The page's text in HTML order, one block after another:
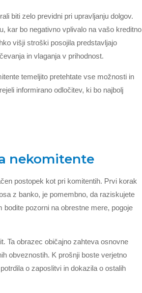
biti zelo previdni pri upravljanju dolgov.
kar bo negativno vplivalo na vašo kreditno
višji stroški posojila predstavljajo
in vlaganja v prihodnost.
temeljito pretehtate vse možnosti in
informirano odločitev, ki bo najbolj
nekomitente
postopek kot pri komitentih. Prvi korak
z banko, je pomembno, da raziskujete
pozorni na obrestne mere, pogoje
Ta obrazec običajno zahteva osnovne
obveznostih. K prošnji boste verjetno
o zaposlitvi in dokazila o ostalih